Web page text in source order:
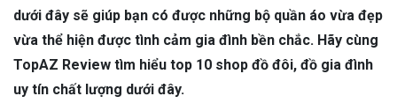
dưới đây sẽ giúp bạn có được những bộ quần áo vừa đẹp
vừa thể hiện được tình cảm gia đình bền chắc. Hãy cùng
TopAZ Review tìm hiểu top 10 shop đồ đôi, đồ gia đình
uy tín chất lượng dưới đây.